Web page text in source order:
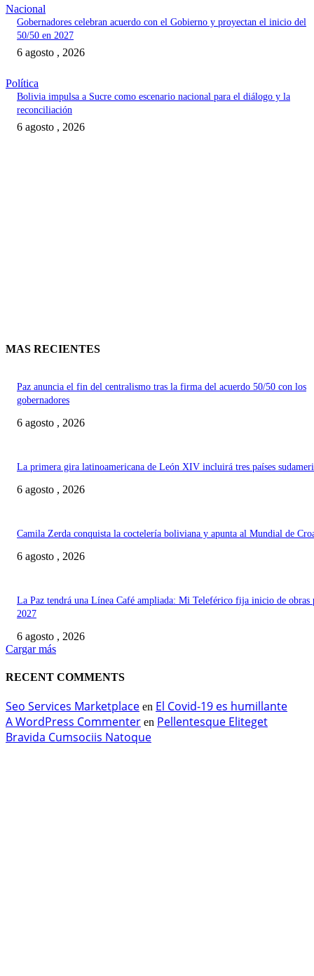
Nacional
Gobernadores celebran acuerdo con el Gobierno y proyectan el inicio del
50/50 en 2027
6 agosto , 2026
Política
Bolivia impulsa a Sucre como escenario nacional para el diálogo y la
reconciliación
6 agosto , 2026
MAS RECIENTES
Paz anuncia el fin del centralismo tras la firma del acuerdo 50/50 con los
gobernadores
6 agosto , 2026
La primera gira latinoamericana de León XIV incluirá tres países
6 agosto , 2026
Camila Zerda conquista la coctelería boliviana y apunta al Mundial de
6 agosto , 2026
La Paz tendrá una Línea Café ampliada: Mi Teleférico fija inicio de obras
2027
6 agosto , 2026
Cargar más
RECENT COMMENTS
Seo Services Marketplace en El Covid-19 es humillante
A WordPress Commenter en Pellentesque Eliteget
Bravida Cumsociis Natoque